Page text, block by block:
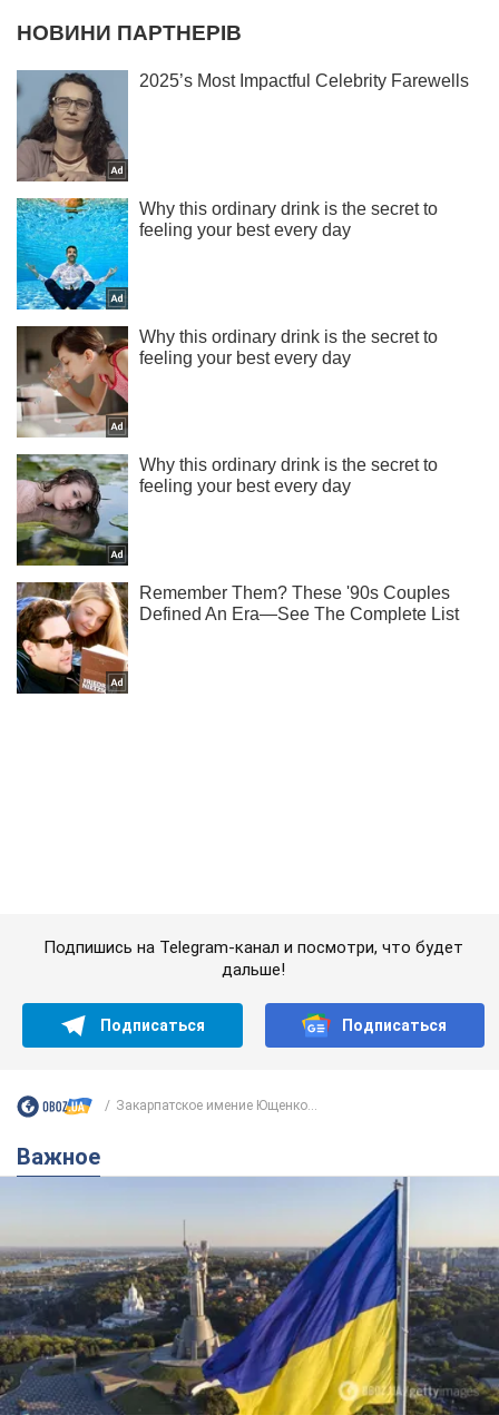
Важное
Какой была оригинальная версия гимна
Украины и почему ее боялась Российская
империя: об этом не рассказывают в школе
Государственным символом являются только первый куплет
и припев песни
7 часов назад 33,6 т.